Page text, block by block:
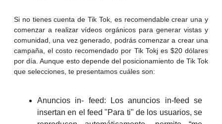
Si no tienes cuenta de Tik Tok, es recomendable crear una y
comenzar a realizar vídeos orgánicos para generar vistas y
comunidad, una vez generado, podrás comenzar a crear una
campaña, el costo recomendado por Tik Tokj es $20 dólares
por día. Aunque esto depende del posicionamiento de Tik Tok
que selecciones, te presentamos cuáles son:
Anuncios in- feed: Los anuncios in-feed se
insertan en el feed "Para ti" de los usuarios, se